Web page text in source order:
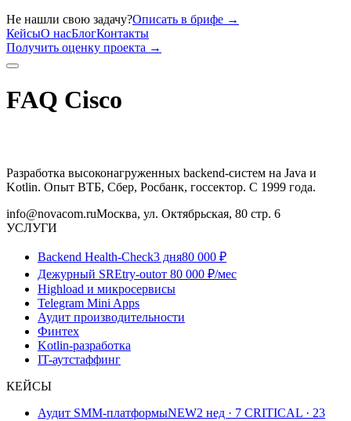
Не нашли свою задачу?Описать в брифе →
КейсыО насБлогКонтакты
Получить оценку проекта →
FAQ Cisco
Разработка высоконагруженных backend-систем на Java и
Kotlin. Опыт ВТБ, Сбер, Росбанк, госсектор. С 1999 года.
info@novacom.ruМосква, ул. Октябрьская, 80 стр. 6
УСЛУГИ
Backend Health-Check3 дня80 000 ₽
Дежурный SREtry-outот 80 000 ₽/мес
Highload и микросервисы
Telegram Mini Apps
Аудит производительности
Финтех
Kotlin-разработка
IT-аутстаффинг
КЕЙСЫ
Аудит SMM-платформыNEW2 нед · 7 CRITICAL · 23